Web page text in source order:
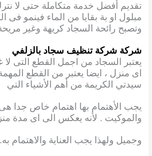
تقديم أفضل خدمة متكاملة حتى لا
مبلول او بة بقايا من الماء فينمو فى
وتصبح رائحة السجاد كريهة وغير
شركة شركة تنظيف سجاد بالزلفي
يعتبر السجاد من اجمل القطع التى
اى منزل ، ايضا يعتبر من القطع
سيدتي الكريمة من أهم الأشياء التي
يجب الأهتمام بها اهتمام خاص جدا
والموكيت . لأنه يعكس الى اى مدة
وجميل ولهذا يجب العناية والاهتمام به.